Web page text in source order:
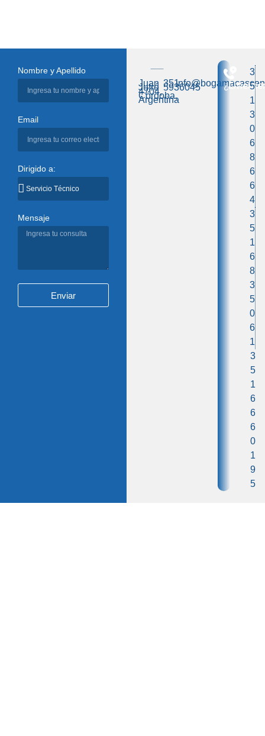
Nombre y Apellido
Email
Dirigido a:
Mensaje
Enviar
Juan
Jufré
4704,
Córdoba,
Argentina
351
5936045
3
5
1
3
0
6
8
6
6
4
3
5
1
6
8
3
5
0
6
1
3
5
1
6
6
6
0
1
9
5